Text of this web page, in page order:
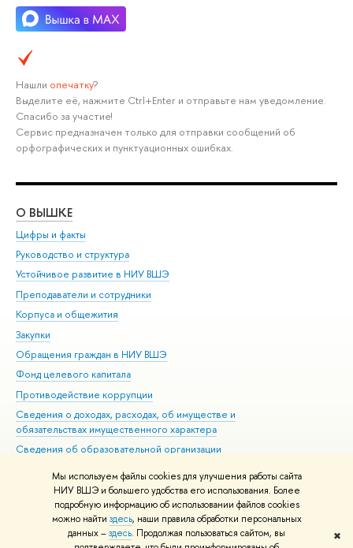
Мы используем файлы cookies для улучшения работы сайта
НИУ ВШЭ и большего удобства его использования. Более
подробную информацию об использовании файлов cookies
можно найти здесь, наши правила обработки персональных
данных –здесь. Продолжая пользоваться сайтом, вы
✖
Нашли опечатку?
Выделите её, нажмите Ctrl+Enter и отправьте нам уведомление.
Спасибо за участие!
Сервис предназначен только для отправки сообщений об
орфографических и пунктуационных ошибках.
О ВЫШКЕ
Цифры и факты
Руководство и структура
Устойчивое развитие в НИУ ВШЭ
Преподаватели и сотрудники
Корпуса и общежития
Закупки
Обращения граждан в НИУ ВШЭ
Фонд целевого капитала
Противодействие коррупции
Сведения о доходах, расходах, об имуществе и
обязательствах имущественного характера
Сведения об образовательной организации
Людям с ограниченными возможностями здоровья
Единая платежная страница
Работа в Вышке